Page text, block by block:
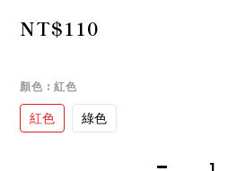
NT$110
顏色 : 紅色
紅色 綠色